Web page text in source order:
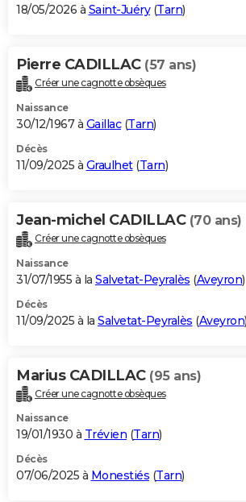
S'inscrire
Se connecter
Lycées
Collèges
Primaires
Universités
Entreprises
Service militaire
Avis de recherche
AVIS DE DÉCÈS
Bricolage
Lifestyle
Culture
Sport
Auto
Television
Voyage
Cinema
18/05/2026 à Saint-Juéry(Tarn)
Pierre CADILLAC (57 ans)
Créer une cagnotte obsèques
Naissance
30/12/1967 à Gaillac(Tarn)
Décès
11/09/2025 à Graulhet(Tarn)
Jean-michel CADILLAC (70 ans)
Créer une cagnotte obsèques
Naissance
31/07/1955 à la Salvetat-Peyralès (Aveyron)
Décès
11/09/2025 à la Salvetat-Peyralès (Aveyron)
Marius CADILLAC (95 ans)
Créer une cagnotte obsèques
Naissance
19/01/1930 à Trévien (Tarn)
Décès
07/06/2025 à Monestiés (Tarn)